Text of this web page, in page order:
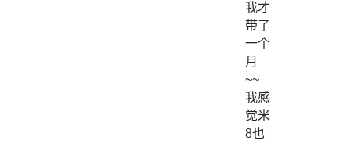
我才
带了
一个
月
~~
我感
觉米
8也